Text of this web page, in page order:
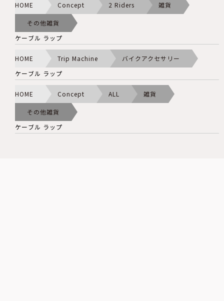
HOME Concept 2 Riders 雑貨
その他雑貨
ケーブル ラップ
HOME Trip Machine
バイクアクセサリー
ケーブル ラップ
HOME Concept ALL 雑貨
その他雑貨
ケーブル ラップ